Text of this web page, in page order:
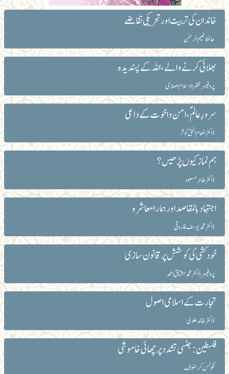
خاندان کی تربیت اور تحریکی تقاضے
حافظ نعیم الرحمٰن
بھلائی کرنے والے، اللہ کے پسندیدہ
پروفیسر ظفرالاسلام اصلاحی
سرورِ عالمؐ، امن و اخوت کے داعی
ڈاکٹر انعام الحق کوثر
ہم نماز کیوں پڑھیں؟
ڈاکٹر طاہرمسعود
اجتہاد بالمقاصد اور ہمارا معاشرہ
ڈاکٹر محمد یوسف فاروقی
خود کشی کی کوشش پر قانون سازی
پروفیسر ڈاکٹر محمد مشتاق احمد
تجارت کے اسلامی اصول
ڈاکٹر خالد علوی
فلسطین : جنسی تشدد پر چھائی خاموشی
نکولس کرسٹوف